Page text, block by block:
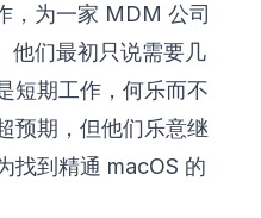
，为一家 MDM 公司
他们最初只说需要几
短期工作，何乐而不
预期，但他们乐意继
找到精通 macOS 的